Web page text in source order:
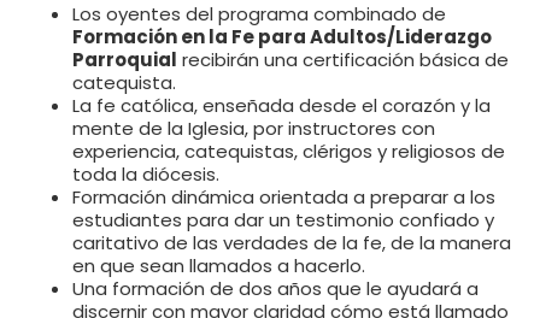
Los oyentes del programa combinado de
Formación en la Fe para Adultos/Liderazgo
Parroquial recibirán una certificación básica de
catequista.
La fe católica, enseñada desde el corazón y la
mente de la Iglesia, por instructores con
experiencia, catequistas, clérigos y religiosos de
toda la diócesis.
Formación dinámica orientada a preparar a los
estudiantes para dar un testimonio confiado y
caritativo de las verdades de la fe, de la manera
en que sean llamados a hacerlo.
Una formación de dos años que le ayudará a
discernir con mayor claridad cómo está llamado